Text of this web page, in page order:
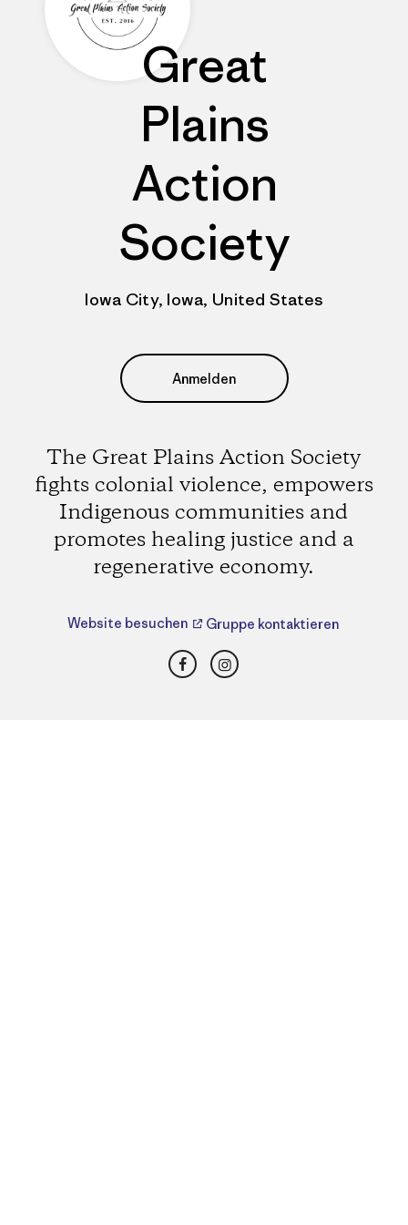
Great
Plains
Action
Society
Iowa City, Iowa, United States
Anmelden
The Great Plains Action Society
fights colonial violence, empowers
Indigenous communities and
promotes healing justice and a
regenerative economy.
Website besuchen Gruppe kontaktieren
FacebookInstagram